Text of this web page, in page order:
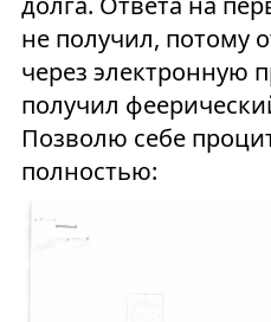
не получил, потому
через электронную
получил
Позволю себе
полностью: